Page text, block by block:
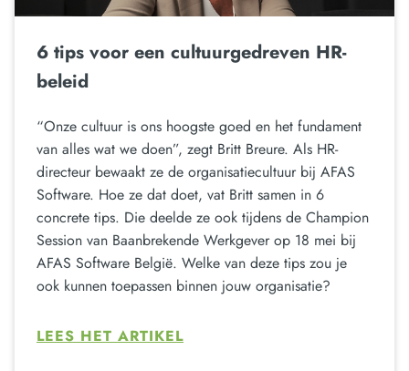
6 tips voor een cultuurgedreven HR-
beleid
“Onze cultuur is ons hoogste goed en het fundament
van alles wat we doen”, zegt Britt Breure. Als HR-
directeur bewaakt ze de organisatiecultuur bij AFAS
Software. Hoe ze dat doet, vat Britt samen in 6
concrete tips. Die deelde ze ook tijdens de Champion
Session van Baanbrekende Werkgever op 18 mei bij
AFAS Software België. Welke van deze tips zou je
ook kunnen toepassen binnen jouw organisatie?
LEES HET ARTIKEL